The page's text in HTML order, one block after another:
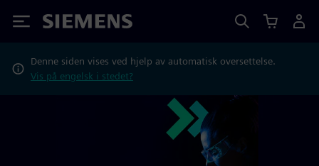
Siemens
Denne siden vises ved hjelp av automatisk oversettelse.
Vis på engelsk i stedet?